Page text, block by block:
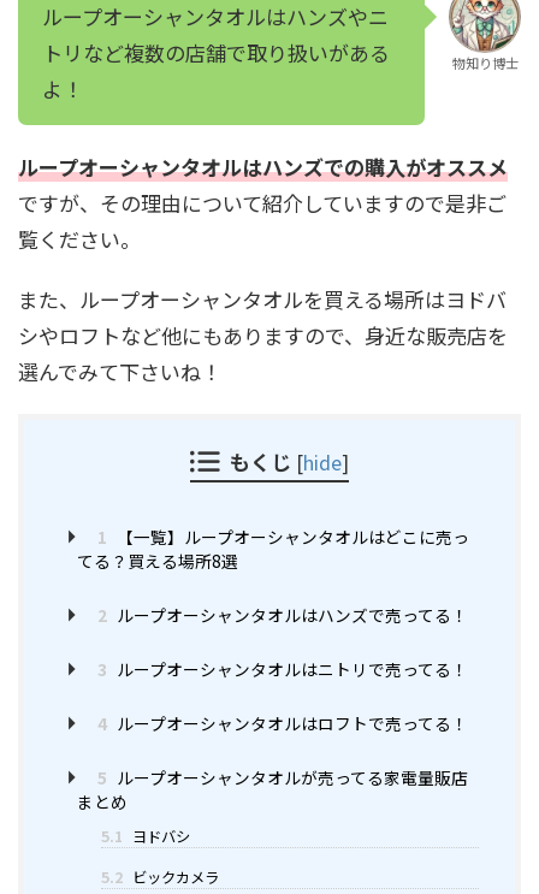
ループオーシャンタオルはハンズやニ
トリなど複数の店舗で取り扱いがある
よ！
物知り博士
ループオーシャンタオルはハンズでの購入がオススメ
ですが、その理由について紹介していますので是非ご
覧ください。
また、ループオーシャンタオルを買える場所はヨドバ
シやロフトなど他にもありますので、身近な販売店を
選んでみて下さいね！
もくじ [hide]
1
【一覧】ループオーシャンタオルはどこに売っ
てる？買える場所8選
2 ループオーシャンタオルはハンズで売ってる！
3 ループオーシャンタオルはニトリで売ってる！
4 ループオーシャンタオルはロフトで売ってる！
5 ループオーシャンタオルが売ってる家電量販店
まとめ
5.1 ヨドバシ
5.2 ビックカメラ